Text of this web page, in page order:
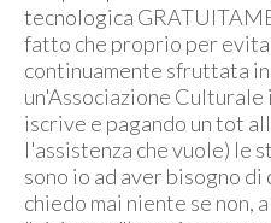
tecnologica
fatto che proprio per
continuamente sfruttata
un'Associazione Culturale
iscrive e pagando un tot
l'assistenza che vuole) le
sono io ad aver bisogno di
chiedo mai niente se non,